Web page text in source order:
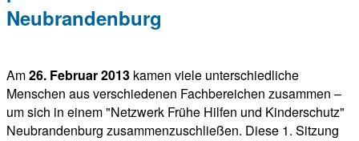
Neubrandenburg
Am26. Februar 2013 kamen viele unterschiedliche
Menschen aus verschiedenen Fachbereichen zusammen –
um sich in einem "Netzwerk Frühe Hilfen und Kinderschutz"
Neubrandenburg zusammenzuschließen. Diese 1. Sitzung